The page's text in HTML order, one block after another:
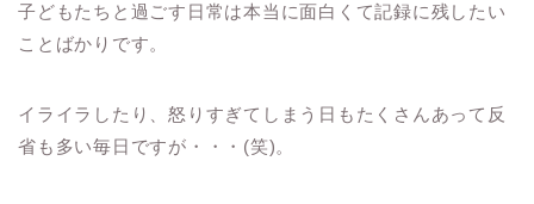
子どもたちと過ごす日常は本当に面白くて記録に残したい
ことばかりです。
イライラしたり、怒りすぎてしまう日もたくさんあって反
省も多い毎日ですが・・・(笑)。